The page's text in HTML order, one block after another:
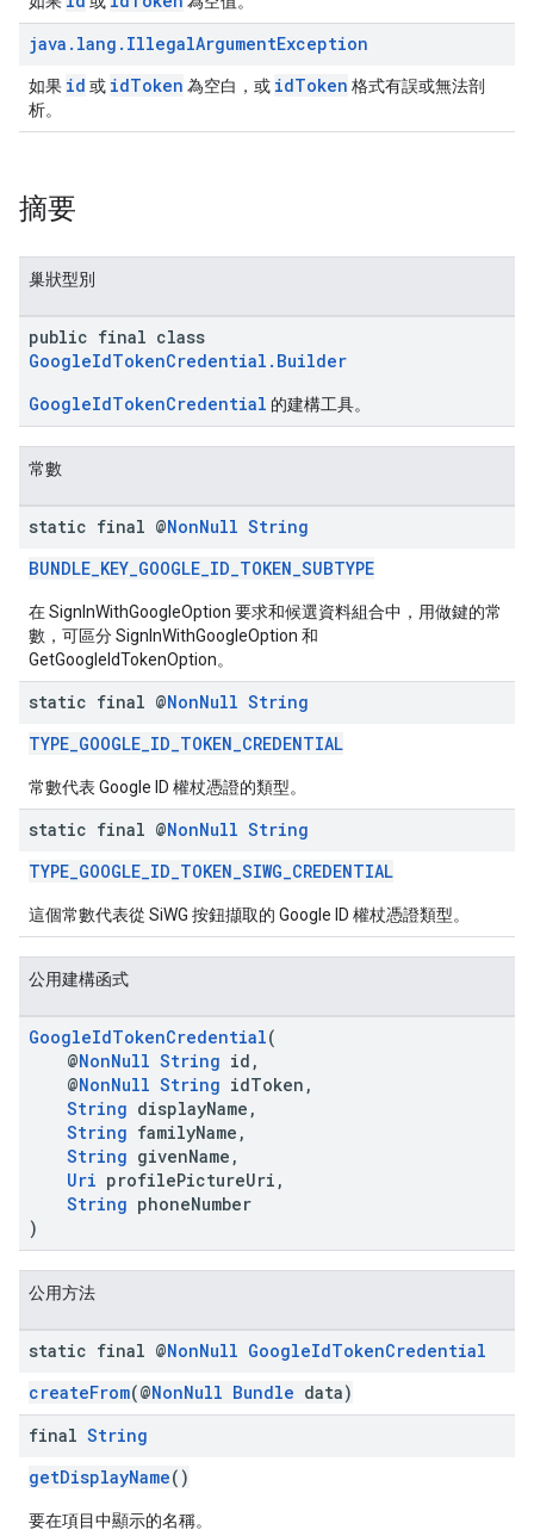
java . lang . IllegalArgumentException
如果 id 或 idToken 為空白，或 idToken 格式有誤或無法剖
析。
摘要
巢狀型別
public final class
GoogleIdTokenCredential.Builder
GoogleIdTokenCredential 的建構工具。
常數
static final @NonNull String
BUNDLE_KEY_GOOGLE_ID_TOKEN_SUBTYPE
在 SignInWithGoogleOption 要求和候選資料組合中，用做鍵的常
數，可區分 SignInWithGoogleOption 和
GetGoogleIdTokenOption。
static final @NonNull String
TYPE_GOOGLE_ID_TOKEN_CREDENTIAL
常數代表 Google ID 權杖憑證的類型。
static final @NonNull String
TYPE_GOOGLE_ID_TOKEN_SIWG_CREDENTIAL
這個常數代表從 SiWG 按鈕擷取的 Google ID 權杖憑證類型。
公用建構函式
GoogleIdTokenCredential(
@NonNull String id,
@NonNull String idToken,
String displayName,
String familyName,
String givenName,
Uri profilePictureUri,
String phoneNumber
)
公用方法
static final @NonNull GoogleIdTokenCredential
createFrom(@NonNull Bundle data)
final String
getDisplayName()
要在項目中顯示的名稱。